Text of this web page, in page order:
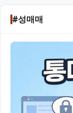
#성매매